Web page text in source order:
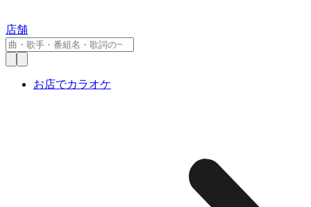
店舗
お店でカラオケ